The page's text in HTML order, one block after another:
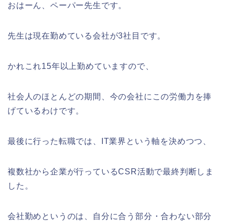
おはーん、ペーパー先生です。
先生は現在勤めている会社が3社目です。
かれこれ15年以上勤めていますので、
社会人のほとんどの期間、今の会社にこの労働力を捧
げているわけです。
最後に行った転職では、IT業界という軸を決めつつ、
複数社から企業が行っているCSR活動で最終判断しま
した。
会社勤めというのは、自分に合う部分・合わない部分